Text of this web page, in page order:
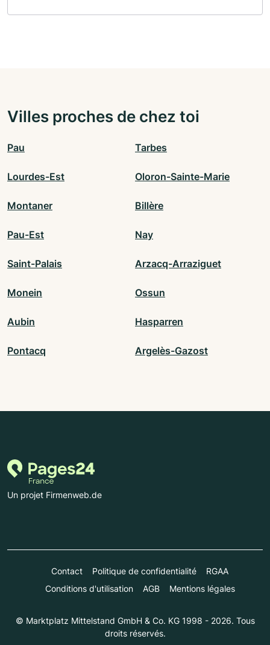
Villes proches de chez toi
Pau Tarbes
Lourdes-Est Oloron-Sainte-Marie
Montaner Billère
Pau-Est Nay
Saint-Palais Arzacq-Arraziguet
Monein Ossun
Aubin Hasparren
Pontacq Argelès-Gazost
Un projet Firmenweb.de
Contact Politique de confidentialité
RGAA
Conditions d'utilisation
AGB Mentions légales
© Marktplatz Mittelstand GmbH & Co. KG 1998 - 2026. Tous
droits réservés.